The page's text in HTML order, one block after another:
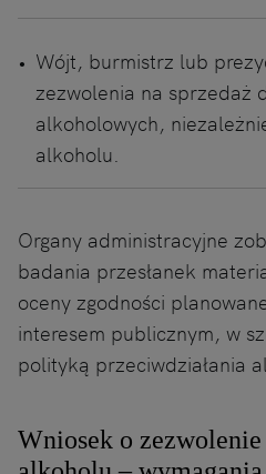
Wójt, burmistrz lub
zezwolenia na sprzedaż
alkoholowych,
alkoholu.
Organy administracyjne
badania przesłanek
oceny zgodności
interesem publicznym, w
polityką przeciwdziałania
Wniosek o zezwolenie